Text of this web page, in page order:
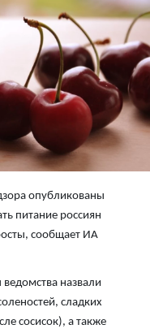
опубликованы
питание россиян
сообщает ИА
назвали
сладких
сосисок), а также